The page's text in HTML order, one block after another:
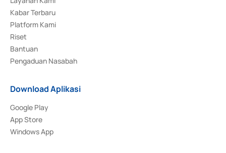
Kabar Terbaru
Platform Kami
Riset
Bantuan
Pengaduan Nasabah
Download Aplikasi
Google Play
App Store
Windows App